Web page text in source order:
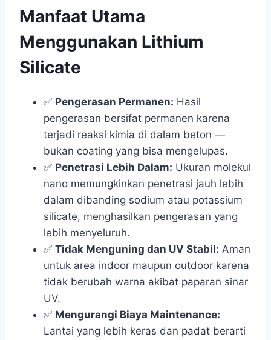
Manfaat Utama
Menggunakan Lithium
Silicate
✅ Pengerasan Permanen: Hasil
pengerasan bersifat permanen karena
terjadi reaksi kimia di dalam beton —
bukan coating yang bisa mengelupas.
✅ Penetrasi Lebih Dalam: Ukuran molekul
nano memungkinkan penetrasi jauh lebih
dalam dibanding sodium atau potassium
silicate, menghasilkan pengerasan yang
lebih menyeluruh.
✅ Tidak Menguning dan UV Stabil: Aman
untuk area indoor maupun outdoor karena
tidak berubah warna akibat paparan sinar
UV.
✅ Mengurangi Biaya Maintenance:
Lantai yang lebih keras dan padat berarti